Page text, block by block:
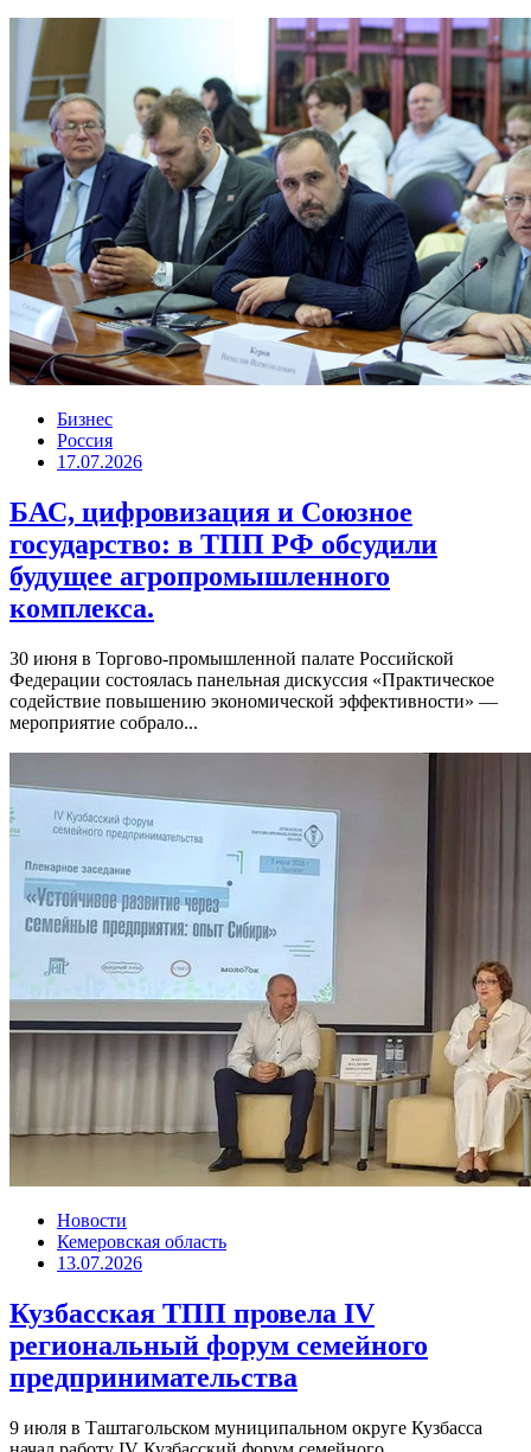
Бизнес
Россия
17.07.2026
БАС, цифровизация и Союзное
государство: в ТПП РФ обсудили
будущее агропромышленного
комплекса.
30 июня в Торгово-промышленной палате Российской
Федерации состоялась панельная дискуссия «Практическое
содействие повышению экономической эффективности» —
мероприятие собрало...
Новости
Кемеровская область
13.07.2026
Кузбасская ТПП провела IV
региональный форум семейного
предпринимательства
9 июля в Таштагольском муниципальном округе Кузбасса